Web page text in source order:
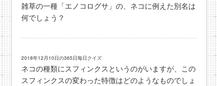
雑草の一種「エノコログサ」の、ネコに例えた別名は
何でしょう？
2018年12月10日の365日毎日クイズ
ネコの種類にスフィンクスというのがいますが、この
スフィンクスの変わった特徴はどのようなものでしょ